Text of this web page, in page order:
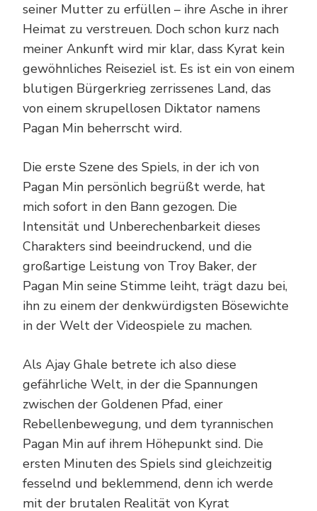
seiner Mutter zu erfüllen – ihre Asche in ihrer
Heimat zu verstreuen. Doch schon kurz nach
meiner Ankunft wird mir klar, dass Kyrat kein
gewöhnliches Reiseziel ist. Es ist ein von einem
blutigen Bürgerkrieg zerrissenes Land, das
von einem skrupellosen Diktator namens
Pagan Min beherrscht wird.
Die erste Szene des Spiels, in der ich von
Pagan Min persönlich begrüßt werde, hat
mich sofort in den Bann gezogen. Die
Intensität und Unberechenbarkeit dieses
Charakters sind beeindruckend, und die
großartige Leistung von Troy Baker, der
Pagan Min seine Stimme leiht, trägt dazu bei,
ihn zu einem der denkwürdigsten Bösewichte
in der Welt der Videospiele zu machen.
Als Ajay Ghale betrete ich also diese
gefährliche Welt, in der die Spannungen
zwischen der Goldenen Pfad, einer
Rebellenbewegung, und dem tyrannischen
Pagan Min auf ihrem Höhepunkt sind. Die
ersten Minuten des Spiels sind gleichzeitig
fesselnd und beklemmend, denn ich werde
mit der brutalen Realität von Kyrat